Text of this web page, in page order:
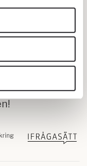
anpassa innehållet
trafik. Vi
och annan
medier och
med.
med annan
personuppgifter